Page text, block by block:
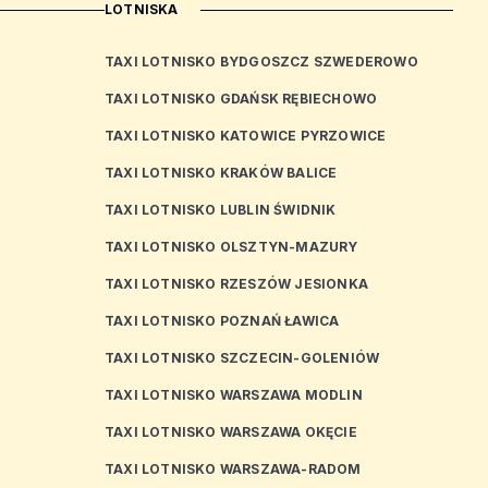
LOTNISKA
TAXI LOTNISKO BYDGOSZCZ SZWEDEROWO
TAXI LOTNISKO GDAŃSK RĘBIECHOWO
TAXI LOTNISKO KATOWICE PYRZOWICE
TAXI LOTNISKO KRAKÓW BALICE
TAXI LOTNISKO LUBLIN ŚWIDNIK
TAXI LOTNISKO OLSZTYN-MAZURY
TAXI LOTNISKO RZESZÓW JESIONKA
TAXI LOTNISKO POZNAŃ ŁAWICA
TAXI LOTNISKO SZCZECIN-GOLENIÓW
TAXI LOTNISKO WARSZAWA MODLIN
TAXI LOTNISKO WARSZAWA OKĘCIE
TAXI LOTNISKO WARSZAWA-RADOM